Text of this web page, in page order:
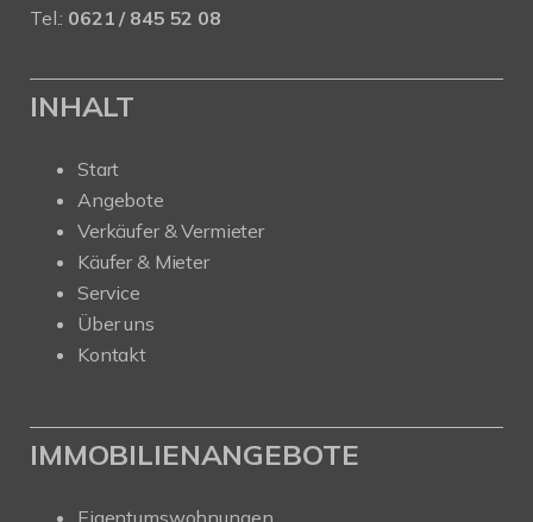
Tel.: 0621 / 845 52 08
INHALT
Start
Angebote
Verkäufer & Vermieter
Käufer & Mieter
Service
Über uns
Kontakt
IMMOBILIENANGEBOTE
Eigentumswohnungen